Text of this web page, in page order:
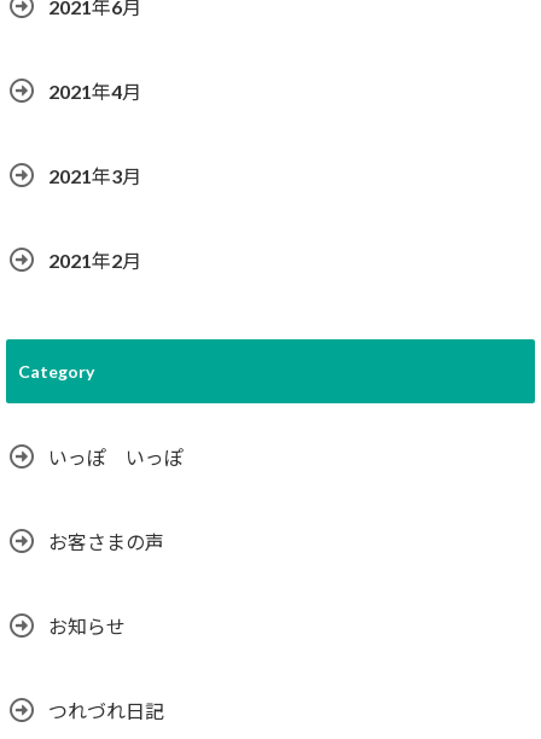
2021年6月
2021年4月
2021年3月
2021年2月
Category
いっぽ いっぽ
お客さまの声
お知らせ
つれづれ日記